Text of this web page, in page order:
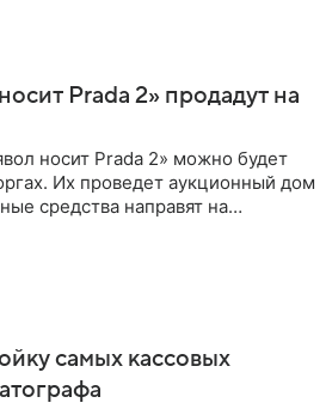
Prada 2» продадут на
носит Prada 2» можно будет
Их проведет аукционный дом
средства направят на
самых кассовых